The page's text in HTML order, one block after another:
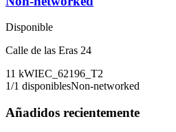
Disponible
Calle de las Eras 24
11 kWIEC_62196_T2
1/1 disponiblesNon-networked
Añadidos recientemente